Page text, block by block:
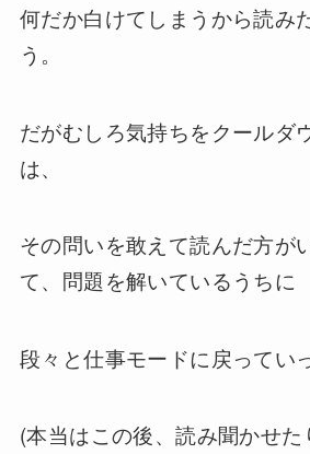
何だか白けてしまうから読み
う。
だがむしろ気持ちをクールダ
は、
その問いを敢えて読んだ方が
て、問題を解いているうちに
段々と仕事モードに戻ってい
(本当はこの後、読み聞かせた